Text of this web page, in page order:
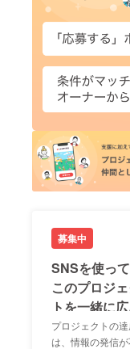
募集中
SNSを使って
このプロジ
トを一緒に
ましょう！
プロジェクトの
は、情報の発信